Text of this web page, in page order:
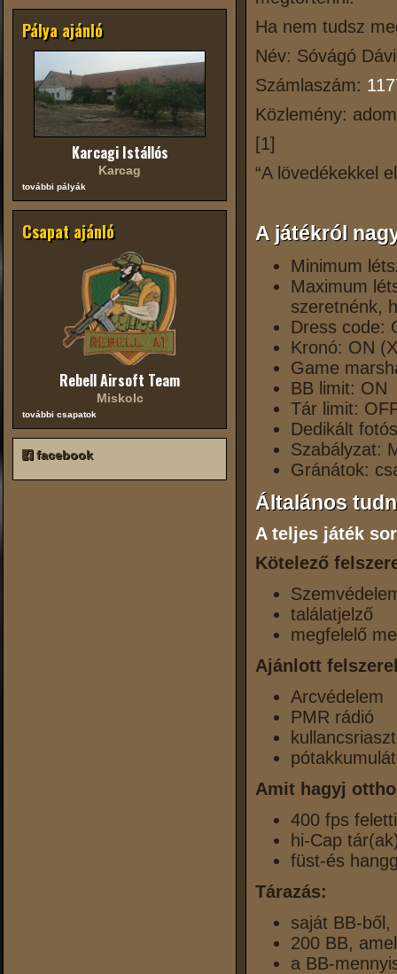
Pálya ajánló
Karcagi Istállós
Karcag
további pályák
Csapat ajánló
Rebell Airsoft Team
Miskolc
további csapatok
facebook
Ha nem tudsz
Név: Sóvágó
Számlaszám:
Közlemény:
[1]
“A lövedékekkel
A játékról
Minimum
Maximum
szeretnénk,
Dress code:
Kronó: ON
Game
BB limit: ON
Tár limit:
Dedikált
Szabályzat:
Gránátok:
Általános
A teljes játék
Kötelező
találatjelző
megfelelő
Ajánlott
Arcvédelem
PMR rádió
Amit hagyj
400 fps
hi-Cap
füst-és
Tárazás:
saját BB-
200 BB,
a BB-